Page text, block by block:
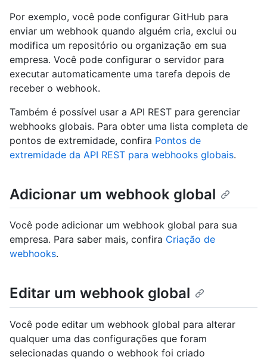
Por exemplo, você pode configurar GitHub para
enviar um webhook quando alguém cria, exclui ou
modifica um repositório ou organização em sua
empresa. Você pode configurar o servidor para
executar automaticamente uma tarefa depois de
receber o webhook.
Também é possível usar a API REST para gerenciar
webhooks globais. Para obter uma lista completa de
pontos de extremidade, confira Pontos de
extremidade da API REST para webhooks globais.
Adicionar um webhook global
Você pode adicionar um webhook global para sua
empresa. Para saber mais, confira Criação de
webhooks.
Editar um webhook global
Você pode editar um webhook global para alterar
qualquer uma das configurações que foram
selecionadas quando o webhook foi criado